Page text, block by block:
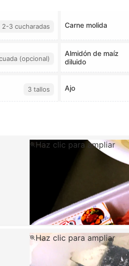
2-3 cucharadas Carne molida
(opcional)
Almidón de maíz
diluido
3 tallos Ajo
Haz clic para ampliar
Haz clic para ampliar